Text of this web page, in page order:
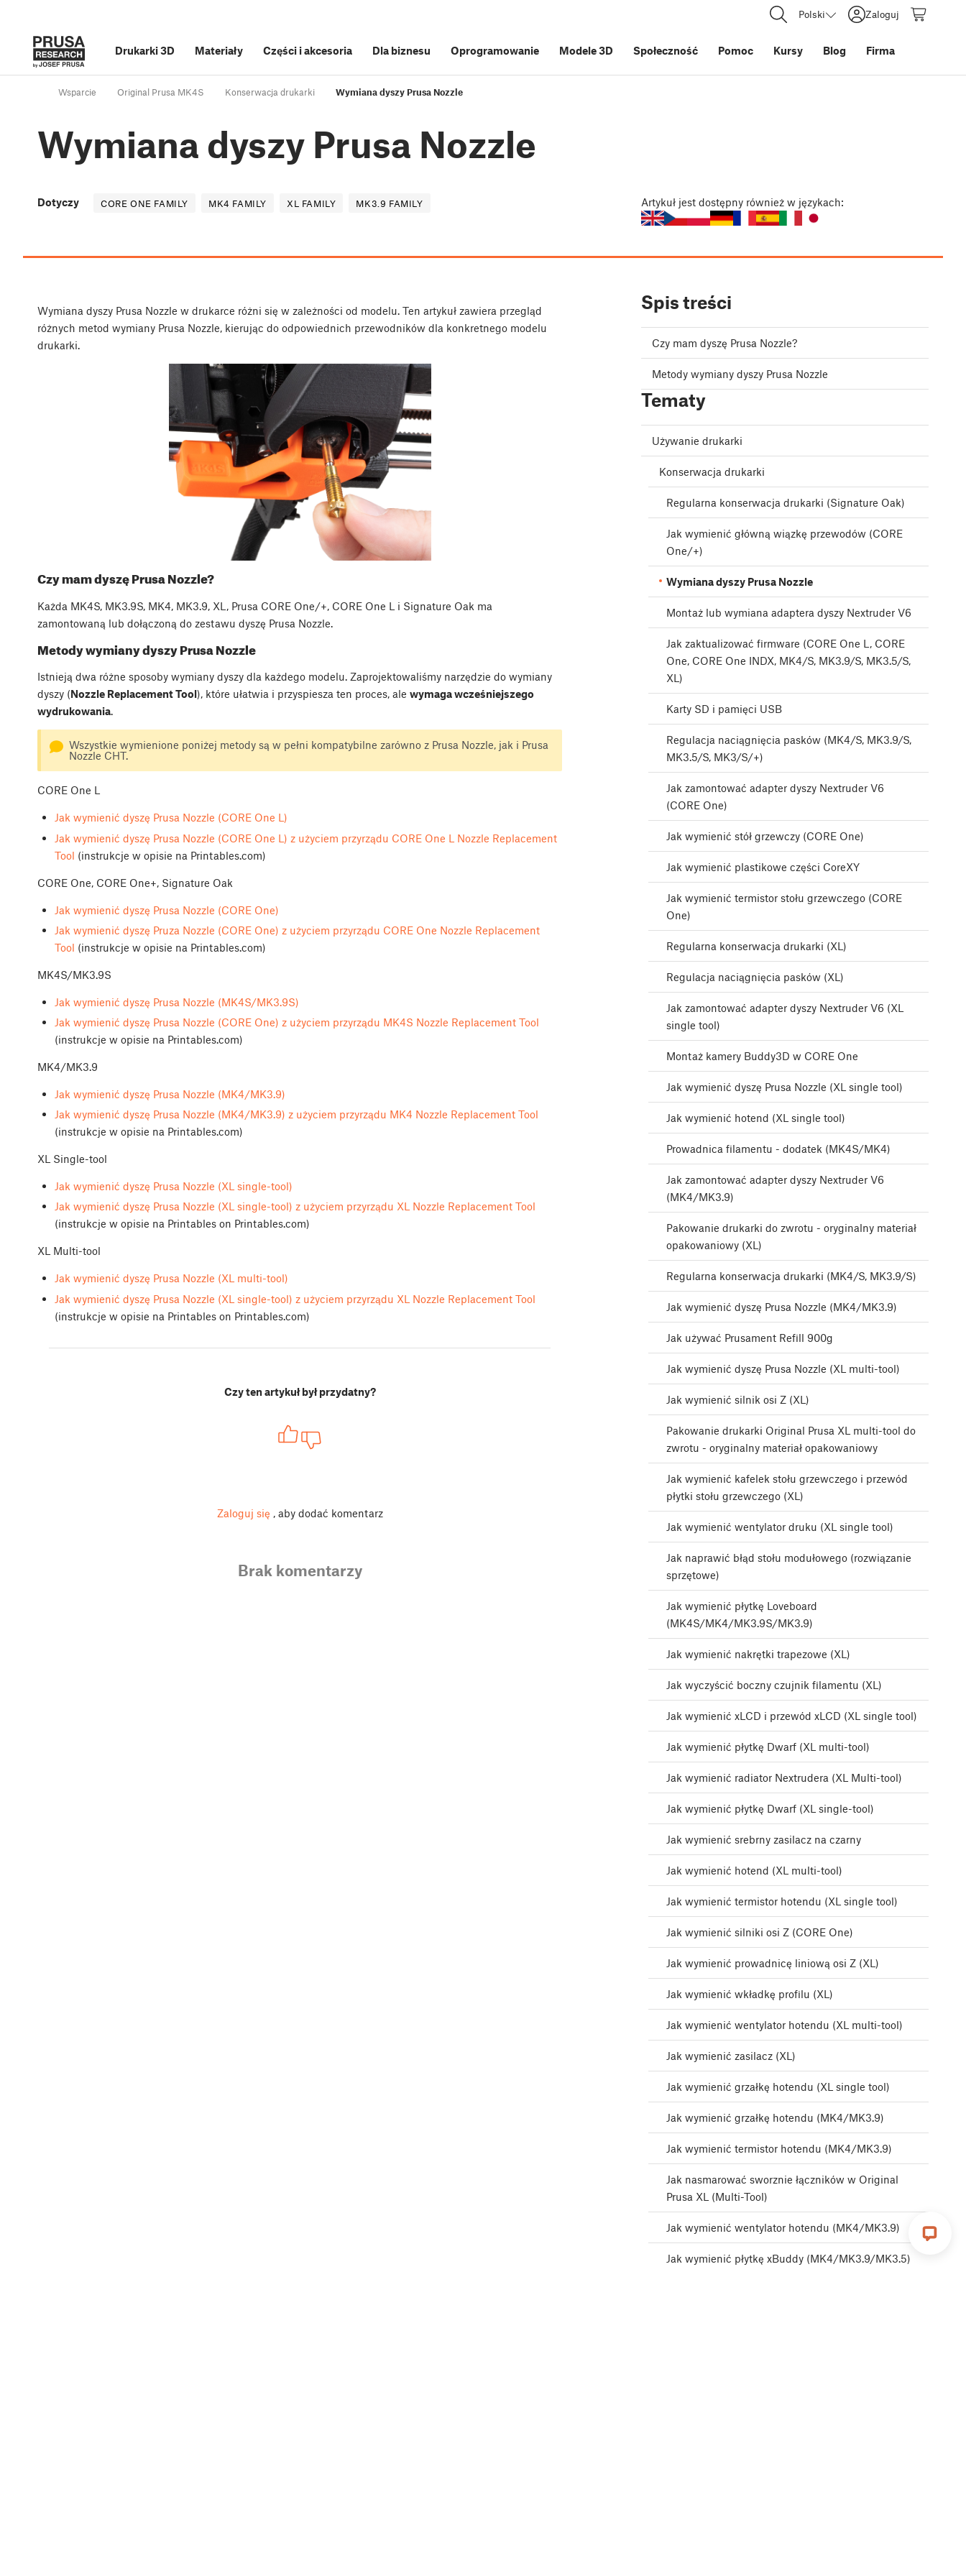
Polski Zaloguj
Drukarki 3D Materiały Części i akcesoria Dla biznesu Oprogramowanie Modele 3D Społeczność Pomoc Kursy Blog Firma
Wsparcie Original Prusa MK4S Konserwacja drukarki Wymiana dyszy Prusa Nozzle
Wymiana dyszy Prusa Nozzle
Dotyczy CORE ONE FAMILY MK4 FAMILY XL FAMILY MK3.9 FAMILY Artykuł jest dostępny również w językach:
Wymiana dyszy Prusa Nozzle w drukarce różni się w zależności od modelu. Ten artykuł zawiera przegląd
różnych metod wymiany Prusa Nozzle, kierując do odpowiednich przewodników dla konkretnego modelu
drukarki.
Czy mam dyszę Prusa Nozzle?
Każda MK4S, MK3.9S, MK4, MK3.9, XL, Prusa CORE One/+, CORE One L i Signature Oak ma
zamontowaną lub dołączoną do zestawu dyszę Prusa Nozzle.
Metody wymiany dyszy Prusa Nozzle
Istnieją dwa różne sposoby wymiany dyszy dla każdego modelu. Zaprojektowaliśmy narzędzie do wymiany
dyszy (Nozzle Replacement Tool), które ułatwia i przyspiesza ten proces, ale wymaga wcześniejszego
wydrukowania.
Wszystkie wymienione poniżej metody są w pełni kompatybilne zarówno z Prusa Nozzle, jak i Prusa
Nozzle CHT.
CORE One L
Jak wymienić dyszę Prusa Nozzle (CORE One L)
Jak wymienić dyszę Prusa Nozzle (CORE One L) z użyciem przyrządu CORE One L Nozzle Replacement
Tool (instrukcje w opisie na Printables.com)
CORE One, CORE One+, Signature Oak
Jak wymienić dyszę Prusa Nozzle (CORE One)
Jak wymienić dyszę Pruza Nozzle (CORE One) z użyciem przyrządu CORE One Nozzle Replacement
Tool (instrukcje w opisie na Printables.com)
MK4S/MK3.9S
Jak wymienić dyszę Prusa Nozzle (MK4S/MK3.9S)
Jak wymienić dyszę Prusa Nozzle (CORE One) z użyciem przyrządu MK4S Nozzle Replacement Tool
(instrukcje w opisie na Printables.com)
MK4/MK3.9
Jak wymienić dyszę Prusa Nozzle (MK4/MK3.9)
Jak wymienić dyszę Prusa Nozzle (MK4/MK3.9) z użyciem przyrządu MK4 Nozzle Replacement Tool
(instrukcje w opisie na Printables.com)
XL Single-tool
Jak wymienić dyszę Prusa Nozzle (XL single-tool)
Jak wymienić dyszę Prusa Nozzle (XL single-tool) z użyciem przyrządu XL Nozzle Replacement Tool
(instrukcje w opisie na Printables on Printables.com)
XL Multi-tool
Jak wymienić dyszę Prusa Nozzle (XL multi-tool)
Jak wymienić dyszę Prusa Nozzle (XL single-tool) z użyciem przyrządu XL Nozzle Replacement Tool
(instrukcje w opisie na Printables on Printables.com)
Czy ten artykuł był przydatny?
Zaloguj się , aby dodać komentarz
Brak komentarzy
Spis treści
Czy mam dyszę Prusa Nozzle?
Metody wymiany dyszy Prusa Nozzle
Tematy
Używanie drukarki
Konserwacja drukarki
Regularna konserwacja drukarki (Signature Oak)
Jak wymienić główną wiązkę przewodów (CORE
One/+)
Wymiana dyszy Prusa Nozzle
Montaż lub wymiana adaptera dyszy Nextruder V6
Jak zaktualizować firmware (CORE One L, CORE
One, CORE One INDX, MK4/S, MK3.9/S, MK3.5/S,
XL)
Karty SD i pamięci USB
Regulacja naciągnięcia pasków (MK4/S, MK3.9/S,
MK3.5/S, MK3/S/+)
Jak zamontować adapter dyszy Nextruder V6
(CORE One)
Jak wymienić stół grzewczy (CORE One)
Jak wymienić plastikowe części CoreXY
Jak wymienić termistor stołu grzewczego (CORE
One)
Regularna konserwacja drukarki (XL)
Regulacja naciągnięcia pasków (XL)
Jak zamontować adapter dyszy Nextruder V6 (XL
single tool)
Montaż kamery Buddy3D w CORE One
Jak wymienić dyszę Prusa Nozzle (XL single tool)
Jak wymienić hotend (XL single tool)
Prowadnica filamentu - dodatek (MK4S/MK4)
Jak zamontować adapter dyszy Nextruder V6
(MK4/MK3.9)
Pakowanie drukarki do zwrotu - oryginalny materiał
opakowaniowy (XL)
Regularna konserwacja drukarki (MK4/S, MK3.9/S)
Jak wymienić dyszę Prusa Nozzle (MK4/MK3.9)
Jak używać Prusament Refill 900g
Jak wymienić dyszę Prusa Nozzle (XL multi-tool)
Jak wymienić silnik osi Z (XL)
Pakowanie drukarki Original Prusa XL multi-tool do
zwrotu - oryginalny materiał opakowaniowy
Jak wymienić kafelek stołu grzewczego i przewód
płytki stołu grzewczego (XL)
Jak wymienić wentylator druku (XL single tool)
Jak naprawić błąd stołu modułowego (rozwiązanie
sprzętowe)
Jak wymienić płytkę Loveboard
(MK4S/MK4/MK3.9S/MK3.9)
Jak wymienić nakrętki trapezowe (XL)
Jak wyczyścić boczny czujnik filamentu (XL)
Jak wymienić xLCD i przewód xLCD (XL single tool)
Jak wymienić płytkę Dwarf (XL multi-tool)
Jak wymienić radiator Nextrudera (XL Multi-tool)
Jak wymienić płytkę Dwarf (XL single-tool)
Jak wymienić srebrny zasilacz na czarny
Jak wymienić hotend (XL multi-tool)
Jak wymienić termistor hotendu (XL single tool)
Jak wymienić silniki osi Z (CORE One)
Jak wymienić prowadnicę liniową osi Z (XL)
Jak wymienić wkładkę profilu (XL)
Jak wymienić wentylator hotendu (XL multi-tool)
Jak wymienić zasilacz (XL)
Jak wymienić grzałkę hotendu (XL single tool)
Jak wymienić grzałkę hotendu (MK4/MK3.9)
Jak wymienić termistor hotendu (MK4/MK3.9)
Jak nasmarować sworznie łączników w Original
Prusa XL (Multi-Tool)
Jak wymienić wentylator hotendu (MK4/MK3.9)
Jak wymienić płytkę xBuddy (MK4/MK3.9/MK3.5)